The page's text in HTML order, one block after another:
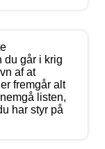
du går i krig
af at
fremgår alt
listen,
har styr på